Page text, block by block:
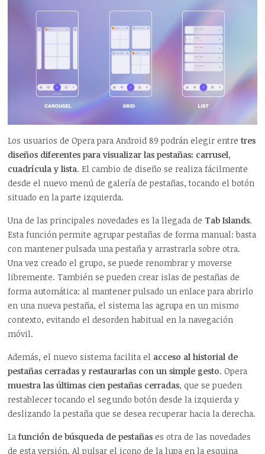
Los usuarios de Opera para Android 89 podrán elegir entretres
diseños diferentes para visualizar las pestañas: carrusel,
cuadrícula y lista. El cambio de diseño se realiza fácilmente
desde el nuevo menú de galería de pestañas, tocando el botón
situado en la parte izquierda.
Una de las principales novedades es la llegada de Tab Islands.
Esta función permite agrupar pestañas de forma manual: basta
con mantener pulsada una pestaña y arrastrarla sobre otra.
Una vez creado el grupo, se puede renombrar y moverse
libremente. También se pueden crear islas de pestañas de
forma automática: al mantener pulsado un enlace para abrirlo
en una nueva pestaña, el sistema las agrupa en un mismo
contexto, evitando el desorden habitual en la navegación
móvil.
Además, el nuevo sistema facilita el acceso al historial de
pestañas cerradas y restaurarlas con un simple gesto. Opera
muestra las últimas cien pestañas cerradas, que se pueden
restablecer tocando el segundo botón desde la izquierda y
deslizando la pestaña que se desea recuperar hacia la derecha.
Lafunción de búsqueda de pestañas es otra de las novedades
de esta versión. Al pulsar el icono de la lupa en la esquina